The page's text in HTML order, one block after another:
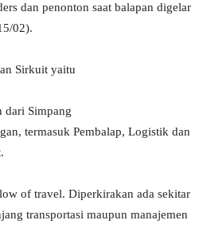
dan penonton saat balapan digelar
02).
Sirkuit yaitu
dari Simpang
termasuk Pembalap, Logistik dan
of travel. Diperkirakan ada sekitar
transportasi maupun manajemen